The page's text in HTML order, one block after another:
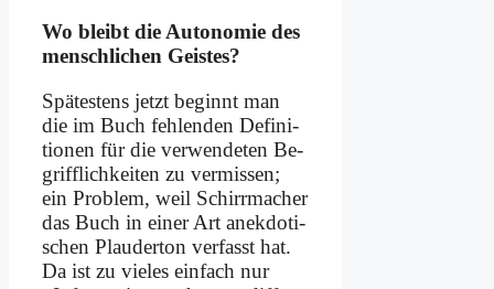
Wo bleibt die Au­to­no­mie des
mensch­li­chen Gei­stes?
Spä­te­stens jetzt be­ginnt man
die im Buch feh­len­den De­fi­ni­
tio­nen für die ver­wen­de­ten Be­
griff­lich­kei­ten zu ver­mis­sen;
ein Pro­blem, weil Schirr­ma­cher
das Buch in ei­ner Art an­ek­do­ti­
schen Plau­der­ton ver­fasst hat.
Da ist zu vie­les ein­fach nur